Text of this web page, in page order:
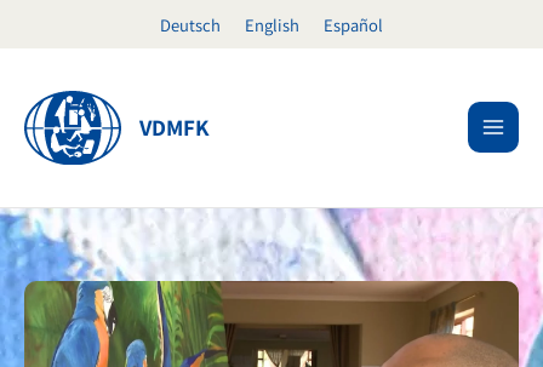
Deutsch English Español
VDMFK